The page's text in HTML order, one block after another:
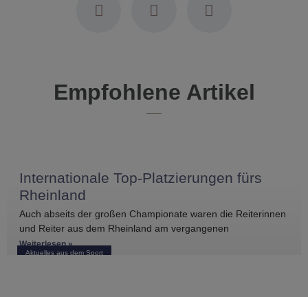
Empfohlene Artikel
Aktuelles aus dem Sport
Internationale Top-Platzierungen fürs
Rheinland
Auch abseits der großen Championate waren die Reiterinnen
und Reiter aus dem Rheinland am vergangenen
Wochenende international erfolgreich unterwegs. Bei
Weiterlesen »